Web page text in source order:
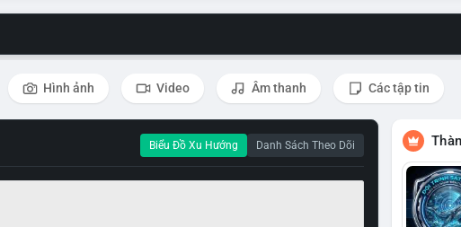
Hình ảnh Video Âm thanh Các tập tin
Biểu Đồ Xu Hướng Danh Sách Theo Dõi